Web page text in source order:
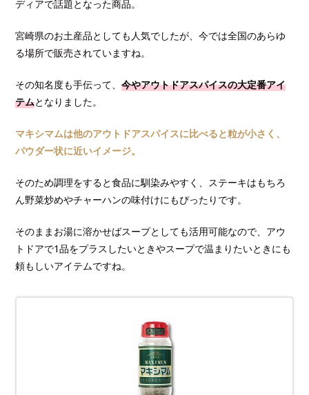
ディアで話題となった商品。
宮崎県のお土産品としても人気でしたが、今では全国のあらゆ
る場所で販売されていますね。
その知名度も手伝って、今やアウトドアスパイスの大定番アイ
テムとなりました。
マキシマムは他のアウトドアスパイスに比べると粒が小さく、
パウダー状に近いイメージ。
そのため調理をすると食品に馴染みやすく、ステーキはもちろ
ん野菜炒めやチャーハンの味付けにもぴったりです。
そのままお湯に溶かせばスープとしても活用可能なので、アウ
トドアで1品をプラスしたいときやスープで温まりたいときにも
頼もしいアイテムですね。